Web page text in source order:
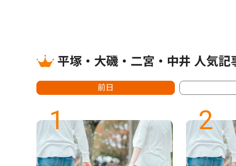
平塚・大磯・二宮・中井 人気記
前日
1 2